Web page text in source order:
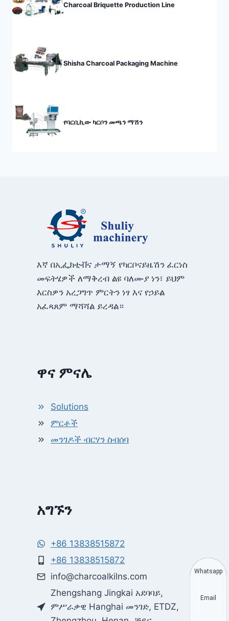
Charcoal Briquette Production Line
Shisha Charcoal Packaging Machine
የባርቢኪው ካርቦን መጫን ማሽን
እኛ በኢፌክቲቭና ታማኝ የካርቦናይዜሽን ፈርነስ
መፍትሄዎች ለማቅረብ ልዩ ባለሙያ ነን፣ ይህም
እርስዎን አረጋግጥ ምርትን ነፃ እና የኃይል
አፈጻጸም ማሻሻል ይረዳል።
ዋና ምናሌ
Solutions
ምርቶች
መንገዶች ብርሃን ስብሰባ
አግኙን
+86 13838515872
+86 13838515872
info@charcoalkilns.com
Zhengshang Jingkai አደባባይ,
ምሥራቃዊ Hanghai መንገድ, ETDZ,
Whatsapp
Email